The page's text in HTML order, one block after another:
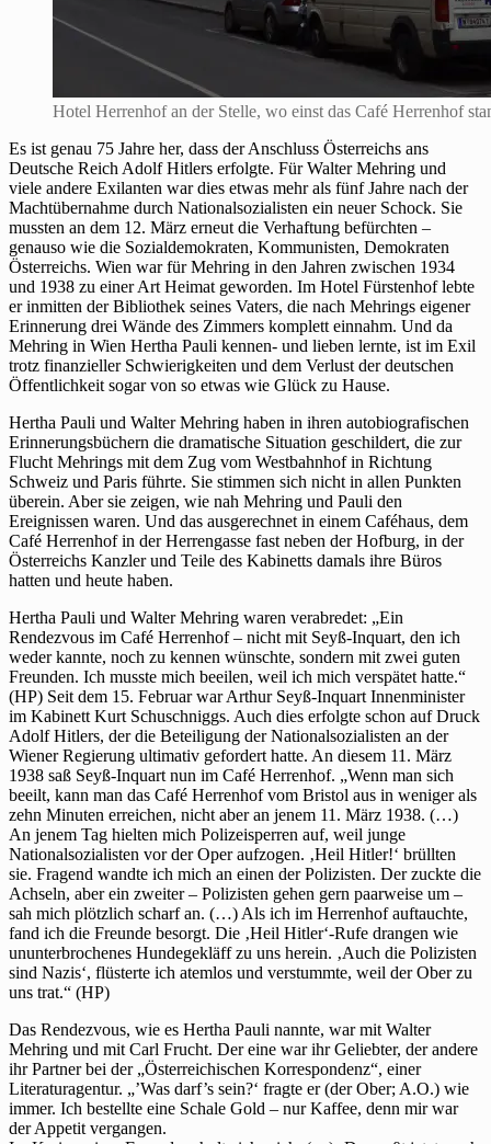
Hotel Herrenhof an der Stelle, wo einst das Café Herrenhof
Es ist genau 75 Jahre her, dass der Anschluss Österreichs ans
Deutsche Reich Adolf Hitlers erfolgte. Für Walter Mehring und
viele andere Exilanten war dies etwas mehr als fünf Jahre nach der
Machtübernahme durch Nationalsozialisten ein neuer Schock. Sie
mussten an dem 12. März erneut die Verhaftung befürchten –
genauso wie die Sozialdemokraten, Kommunisten, Demokraten
Österreichs. Wien war für Mehring in den Jahren zwischen 1934
und 1938 zu einer Art Heimat geworden. Im Hotel Fürstenhof lebte
er inmitten der Bibliothek seines Vaters, die nach Mehrings eigener
Erinnerung drei Wände des Zimmers komplett einnahm. Und da
Mehring in Wien Hertha Pauli kennen- und lieben lernte, ist im Exil
trotz finanzieller Schwierigkeiten und dem Verlust der deutschen
Öffentlichkeit sogar von so etwas wie Glück zu Hause.
Hertha Pauli und Walter Mehring haben in ihren autobiografischen
Erinnerungsbüchern die dramatische Situation geschildert, die zur
Flucht Mehrings mit dem Zug vom Westbahnhof in Richtung
Schweiz und Paris führte. Sie stimmen sich nicht in allen Punkten
überein. Aber sie zeigen, wie nah Mehring und Pauli den
Ereignissen waren. Und das ausgerechnet in einem Caféhaus, dem
Café Herrenhof in der Herrengasse fast neben der Hofburg, in der
Österreichs Kanzler und Teile des Kabinetts damals ihre Büros
hatten und heute haben.
Hertha Pauli und Walter Mehring waren verabredet: „Ein
Rendezvous im Café Herrenhof – nicht mit Seyß-Inquart, den ich
weder kannte, noch zu kennen wünschte, sondern mit zwei guten
Freunden. Ich musste mich beeilen, weil ich mich verspätet hatte.“
(HP) Seit dem 15. Februar war Arthur Seyß-Inquart Innenminister
im Kabinett Kurt Schuschniggs. Auch dies erfolgte schon auf Druck
Adolf Hitlers, der die Beteiligung der Nationalsozialisten an der
Wiener Regierung ultimativ gefordert hatte. An diesem 11. März
1938 saß Seyß-Inquart nun im Café Herrenhof. „Wenn man sich
beeilt, kann man das Café Herrenhof vom Bristol aus in weniger als
zehn Minuten erreichen, nicht aber an jenem 11. März 1938. (…)
An jenem Tag hielten mich Polizeisperren auf, weil junge
Nationalsozialisten vor der Oper aufzogen. ‚Heil Hitler!‘ brüllten
sie. Fragend wandte ich mich an einen der Polizisten. Der zuckte die
Achseln, aber ein zweiter – Polizisten gehen gern paarweise um –
sah mich plötzlich scharf an. (…) Als ich im Herrenhof auftauchte,
fand ich die Freunde besorgt. Die ‚Heil Hitler‘-Rufe drangen wie
ununterbrochenes Hundegekläff zu uns herein. ‚Auch die Polizisten
sind Nazis‘, flüsterte ich atemlos und verstummte, weil der Ober zu
uns trat.“ (HP)
Das Rendezvous, wie es Hertha Pauli nannte, war mit Walter
Mehring und mit Carl Frucht. Der eine war ihr Geliebter, der andere
ihr Partner bei der „Österreichischen Korrespondenz“, einer
Literaturagentur. „’Was darf’s sein?‘ fragte er (der Ober; A.O.) wie
immer. Ich bestellte eine Schale Gold – nur Kaffee, denn mir war
der Appetit vergangen.